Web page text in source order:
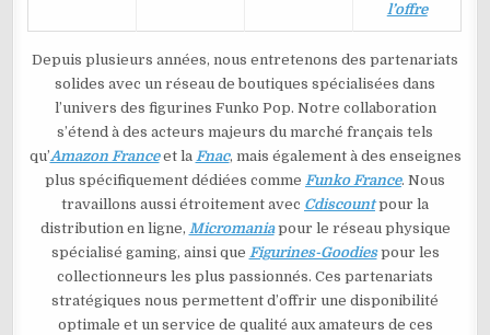
l’offre
Depuis plusieurs années, nous entretenons des partenariats
solides avec un réseau de boutiques spécialisées dans
l’univers des figurines Funko Pop. Notre collaboration
s’étend à des acteurs majeurs du marché français tels
qu’Amazon Franceet la Fnac, mais également à des enseignes
plus spécifiquement dédiées comme Funko France. Nous
travaillons aussi étroitement avec Cdiscountpour la
distribution en ligne, Micromaniapour le réseau physique
spécialisé gaming, ainsi que Figurines-Goodiespour les
collectionneurs les plus passionnés. Ces partenariats
stratégiques nous permettent d’offrir une disponibilité
optimale et un service de qualité aux amateurs de ces